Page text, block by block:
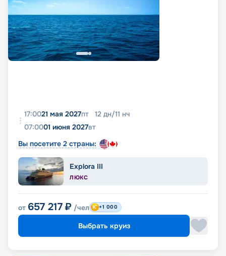
17:0021 мая 2027пт 12 дн/11 нч
07:0001 июня 2027вт
Вы посетите 2 страны:
Explora III
ЛЮКС
от 657 217 ₽ /чел +1 000
Выбрать круиз